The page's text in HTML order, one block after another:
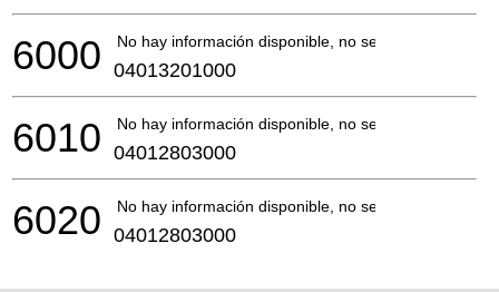
No hay información disponible, no se puede pedir
6000 04013201000
No hay información disponible, no se puede pedir
6010 04012803000
No hay información disponible, no se puede pedir
6020 04012803000